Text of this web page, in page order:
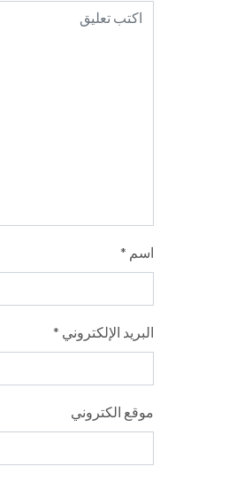
اسم *
البريد الإلكتروني *
موقع الكتروني